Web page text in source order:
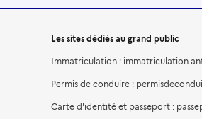
Les sites dédiés au grand public
Immatriculation :
Permis de conduire :
Carte d'identité et passeport :